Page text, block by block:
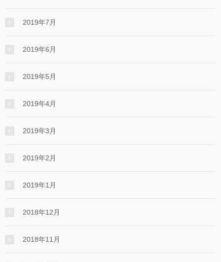
2019年7月
2019年6月
2019年5月
2019年4月
2019年3月
2019年2月
2019年1月
2018年12月
2018年11月